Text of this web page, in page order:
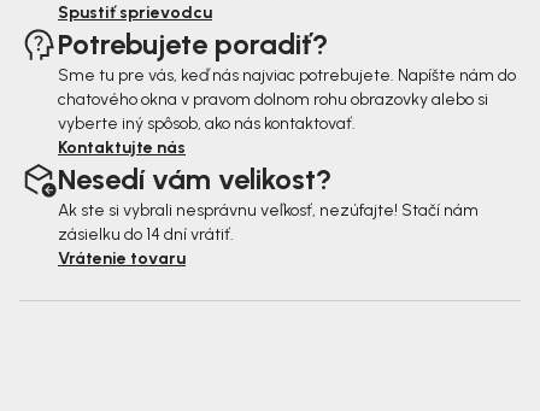
Spustiť sprievodcu
Potrebujete poradiť?
Sme tu pre vás, keď nás najviac potrebujete. Napíšte nám do
chatového okna v pravom dolnom rohu obrazovky alebo si
vyberte iný spôsob, ako nás kontaktovať.
Kontaktujte nás
Nesedí vám velikost?
Ak ste si vybrali nesprávnu veľkosť, nezúfajte! Stačí nám
zásielku do 14 dní vrátiť.
Vrátenie tovaru